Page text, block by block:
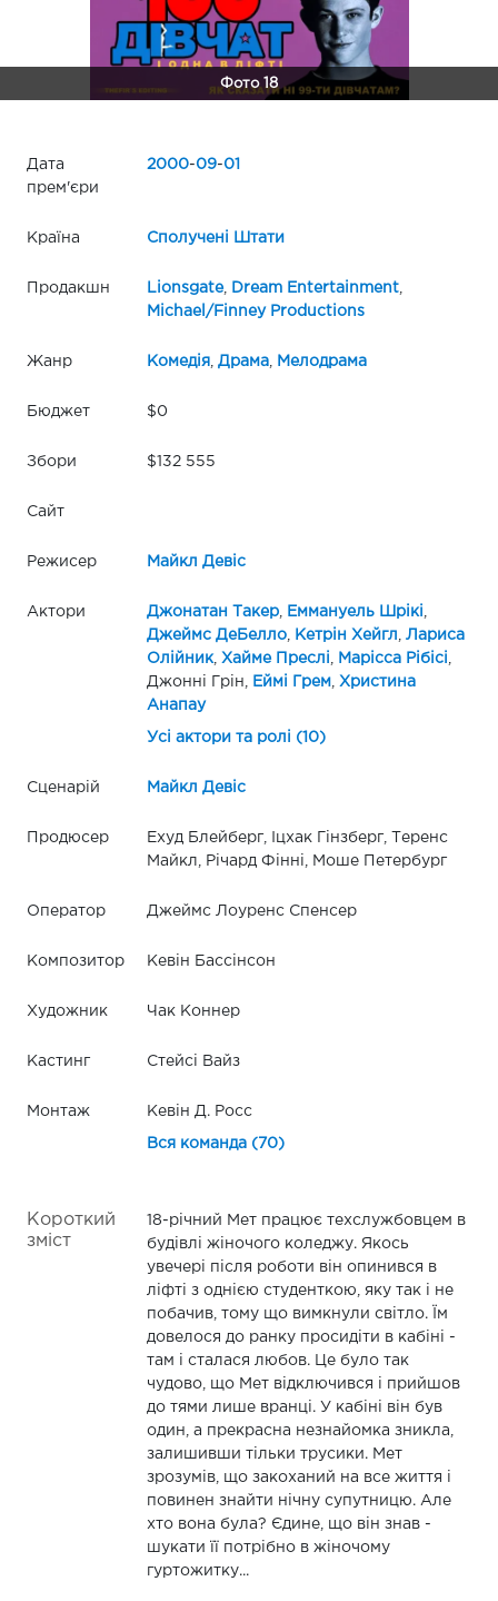
Фото 18
Дата
прем'єри
2000-09-01
Країна Сполучені Штати
Продакшн Lionsgate, Dream Entertainment,
Michael/Finney Productions
Жанр Комедія, Драма, Мелодрама
Бюджет $0
Збори $132 555
Сайт
Режисер Майкл Девіс
Актори Джонатан Такер, Еммануель Шрікі
Джеймс ДеБелло, Кетрін Хейгл
Лариса
Олійник, Хайме Преслі Марісса Рібісі
Джонні Грін,
Еймі Грем,
Христина
Анапау
Усі актори та ролі (10)
Сценарій Майкл Девіс
Продюсер
Ехуд Блейберг, Іцхак Гінзберг, Теренс
Майкл, Річард Фінні, Моше Петербург
Оператор Джеймс Лоуренс Спенсер
Композитор Кевін Бассінсон
Художник Чак Коннер
Кастинг Стейсі Вайз
Монтаж Кевін Д. Росс
Вся команда (70)
Короткий
зміст
18-річний Мет працює техслужбовцем в
будівлі жіночого коледжу. Якось
увечері після роботи він опинився в
ліфті з однією студенткою, яку так і не
побачив, тому що вимкнули світло. Їм
довелося до ранку просидіти в кабіні -
там і сталася любов. Це було так
чудово, що Мет відключився і прийшов
до тями лише вранці. У кабіні він був
один, а прекрасна незнайомка зникла,
залишивши тільки трусики. Мет
зрозумів, що закоханий на все життя і
повинен знайти нічну супутницю. Але
хто вона була? Єдине, що він знав -
шукати її потрібно в жіночому
гуртожитку...